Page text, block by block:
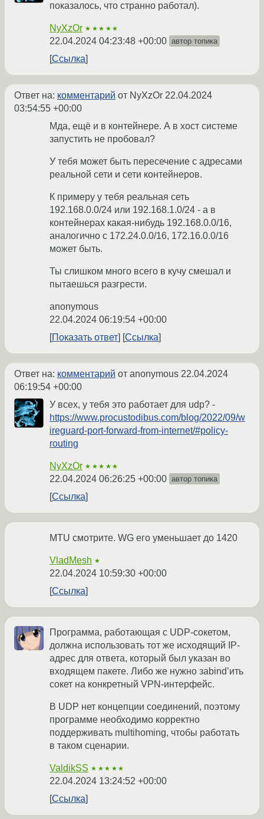
показалось, что странно работал).
NyXzOr ★★★★★
22.04.2024 04:23:48 +00:00 автор топика
Ссылка
Ответ на: комментарий от NyXzOr 22.04.2024
03:54:55 +00:00
Мда, ещё и в контейнере. А в хост системе
запустить не пробовал?
У тебя может быть пересечение с адресами
реальной сети и сети контейнеров.
К примеру у тебя реальная сеть
192.168.0.0/24 или 192.168.1.0/24 - а в
контейнерах какая-нибудь 192.168.0.0/16,
аналогично с 172.24.0.0/16, 172.16.0.0/16
может быть.
Ты слишком много всего в кучу смешал и
пытаешься разгрести.
anonymous
22.04.2024 06:19:54 +00:00
Показать ответ
Ссылка
Ответ на: комментарий от anonymous 22.04.2024
06:19:54 +00:00
У всех, у тебя это работает для udp? -
https://www.procustodibus.com/blog/2022/09/w
ireguard-port-forward-from-internet/#policy-
routing
NyXzOr ★★★★★
22.04.2024 06:26:25 +00:00 автор топика
Ссылка
MTU смотрите. WG его уменьшает до 1420
VladMesh ★
22.04.2024 10:59:30 +00:00
Ссылка
Программа, работающая с UDP-сокетом,
должна использовать тот же исходящий IP-
адрес для ответа, который был указан во
входящем пакете. Либо же нужно заbind’ить
сокет на конкретный VPN-интерфейс.
В UDP нет концепции соединений, поэтому
программе необходимо корректно
поддерживать multihoming, чтобы работать
в таком сценарии.
ValdikSS ★★★★★
22.04.2024 13:24:52 +00:00
Ссылка